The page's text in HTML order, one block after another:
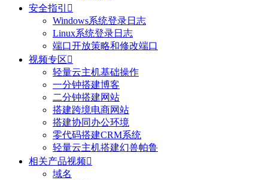
安全指引 
Windows系统登录日志
Linux系统登录日志
端口开放策略和修改端口
视频专区
轻量云主机基础操作
一分钟搭建博客
二分钟搭建网站
搭建跨境电商网站
搭建协同办公环境
零代码搭建CRM系统
轻量云主机搭建幻兽帕鲁
相关产品视频
域名